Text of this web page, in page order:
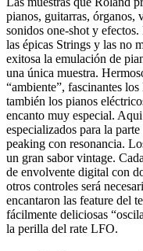
pianos, guitarras, órganos,
sonidos one-shot y efectos.
las épicas Strings y las no
exitosa la emulación de
una única muestra.
“ambiente”, fascinantes
también los pianos
encanto muy especial.
especializados para la
peaking con resonancia.
un gran sabor vintage.
de envolvente digital con
otros controles será
encantaron las feature del
fácilmente deliciosas
la perilla del rate LFO.